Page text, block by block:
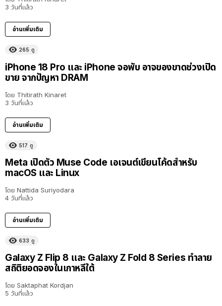
3 วันที่แล้ว
อ่านเพิ่มเติม
265 ดู
iPhone 18 Pro และ iPhone จอพับ อาจของขาดช่วงเปิด
ขาย จากปัญหา DRAM
โดย Thitirath Kinaret
3 วันที่แล้ว
อ่านเพิ่มเติม
517 ดู
Meta เปิดตัว Muse Code เอเจนต์เขียนโค้ดสำหรับ
macOS และ Linux
โดย Nattida Suriyodara
4 วันที่แล้ว
อ่านเพิ่มเติม
633 ดู
Galaxy Z Flip 8 และ Galaxy Z Fold 8 Series ทำลาย
สถิติยอดจองในเกาหลีใต้
โดย Saktaphat Kordjan
5 วันที่แล้ว